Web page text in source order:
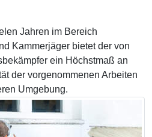
Jahren im Bereich
Kammerjäger bietet der von
ein Höchstmaß an
der vorgenommenen Arbeiten
Umgebung.